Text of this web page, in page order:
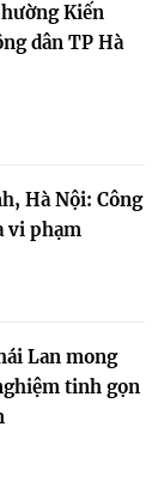
Kiến
dân TP Hà
Hà Nội: Công
vi phạm
Lan mong
tinh gọn